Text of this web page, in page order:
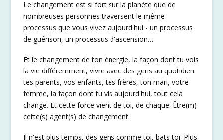
Le changement est si fort sur la planète que de
nombreuses personnes traversent le même
processus que vous vivez aujourd'hui - un processus
de guérison, un processus d'ascension…
Et le changement de ton énergie, la façon dont tu vois
la vie différemment, vivre avec des gens au quotidien:
tes parents, vos enfants, tes frères, ton mari, votre
femme, la façon dont tu vis aujourd'hui, tout cela
change. Et cette force vient de toi, de chaque. Être(m)
cette(s) agent(s) de changement.
Il n'est plus temps, des gens comme toi, bats toi. Plus